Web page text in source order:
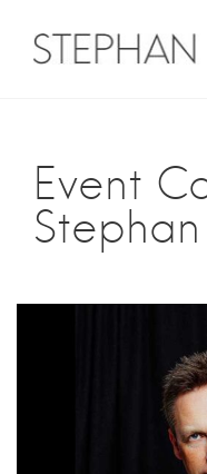
content
Event